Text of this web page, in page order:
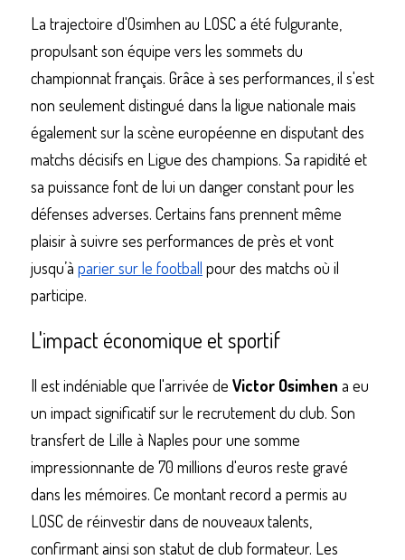
La trajectoire d'Osimhen au LOSC a été fulgurante,
propulsant son équipe vers les sommets du
championnat français. Grâce à ses performances, il s'est
non seulement distingué dans la ligue nationale mais
également sur la scène européenne en disputant des
matchs décisifs en Ligue des champions. Sa rapidité et
sa puissance font de lui un danger constant pour les
défenses adverses. Certains fans prennent même
plaisir à suivre ses performances de près et vont
jusqu’à parier sur le football pour des matchs où il
participe.
L'impact économique et sportif
Il est indéniable que l'arrivée de Victor Osimhen a eu
un impact significatif sur le recrutement du club. Son
transfert de Lille à Naples pour une somme
impressionnante de 70 millions d'euros reste gravé
dans les mémoires. Ce montant record a permis au
LOSC de réinvestir dans de nouveaux talents,
confirmant ainsi son statut de club formateur. Les